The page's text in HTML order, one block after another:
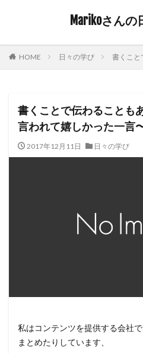
Marikoさん
HOME 日々の学び 書くこと
書くことで伝わることも
言われて嬉しかった一言
2017年12月11日 日々の学び
私はコンテンツを提供する会社
まとめたりしています、